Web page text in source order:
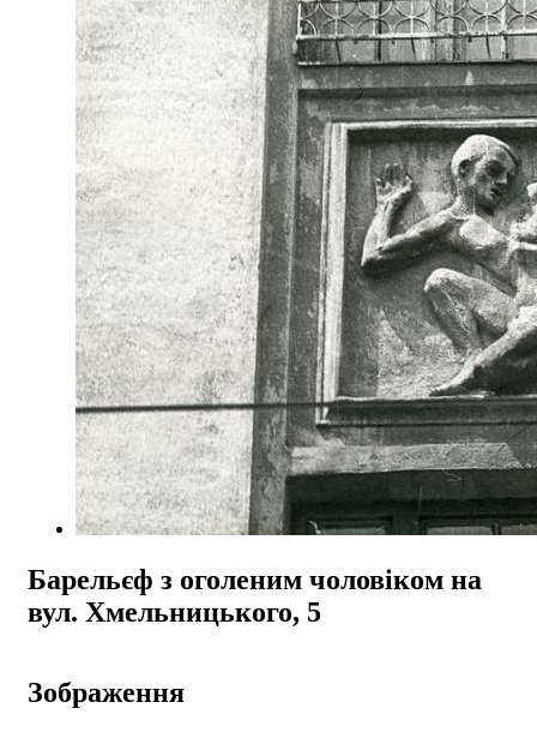
Барельєф з оголеним чоловіком на
вул. Хмельницького, 5
Зображення